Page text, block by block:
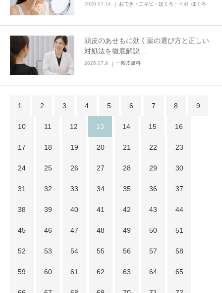
2026.07.14 おでき・ニキビ・ほくろ・イボ ほくろ
頭皮のあせもに効く薬の選び方と正しい
対処法を徹底解説…
2026.07.9 一般皮膚科
1 2 3 4 5 6 7 8 9
10 11 12 13 14 15 16
17 18 19 20 21 22 23
24 25 26 27 28 29 30
31 32 33 34 35 36 37
38 39 40 41 42 43 44
45 46 47 48 49 50 51
52 53 54 55 56 57 58
59 60 61 62 63 64 65